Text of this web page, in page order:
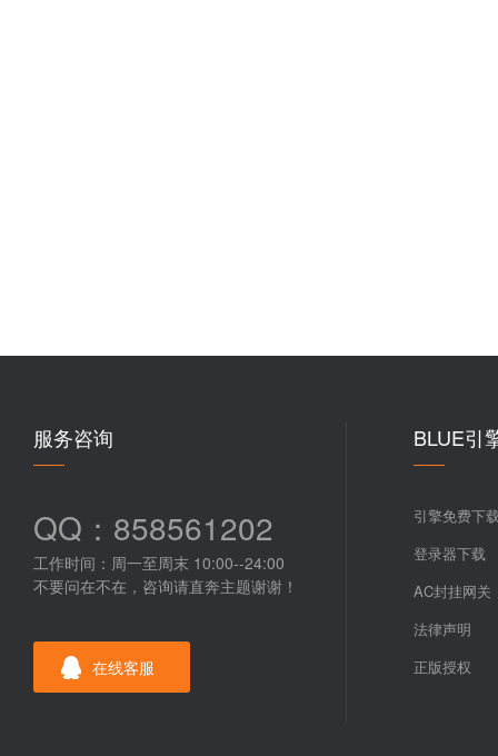
服务咨询
QQ：858561202
工作时间：周一至周末 10:00--24:00
不要问在不在，咨询请直奔主题谢谢！
在线客服
BLUE引
引擎免费下
登录器下载
AC封挂网关
法律声明
正版授权